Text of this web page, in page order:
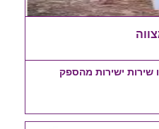
שירות ישירות מהספק